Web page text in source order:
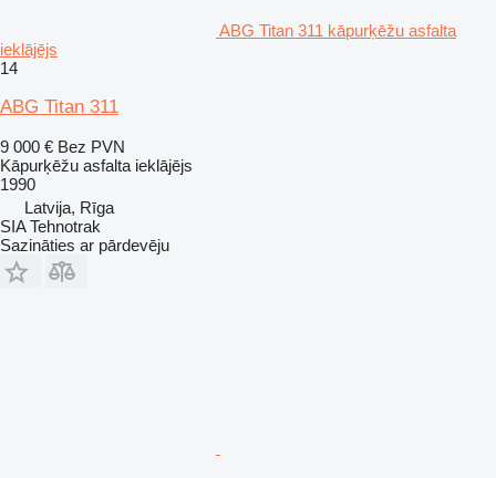
ABG Titan 311 kāpurķēžu asfalta
ieklājējs
14
ABG Titan 311
9 000 € Bez PVN
Kāpurķēžu asfalta ieklājējs
1990
Latvija, Rīga
SIA Tehnotrak
Sazināties ar pārdevēju